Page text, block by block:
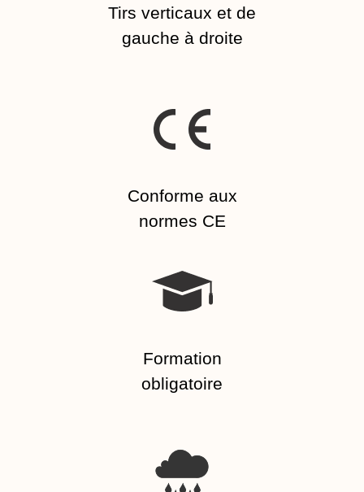
Tirs verticaux et de
gauche à droite
Conforme aux
normes CE
Formation
obligatoire